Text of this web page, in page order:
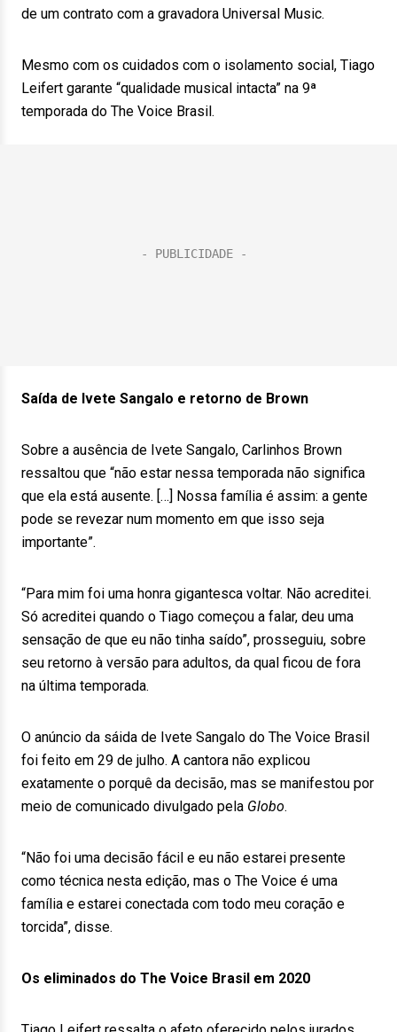
de um contrato com a gravadora Universal Music.
Mesmo com os cuidados com o isolamento social, Tiago
Leifert garante “qualidade musical intacta” na 9ª
temporada do The Voice Brasil.
Saída de Ivete Sangalo e retorno de Brown
Sobre a ausência de Ivete Sangalo, Carlinhos Brown
ressaltou que “não estar nessa temporada não significa
que ela está ausente. […] Nossa família é assim: a gente
pode se revezar num momento em que isso seja
importante”.
“Para mim foi uma honra gigantesca voltar. Não acreditei.
Só acreditei quando o Tiago começou a falar, deu uma
sensação de que eu não tinha saído”, prosseguiu, sobre
seu retorno à versão para adultos, da qual ficou de fora
na última temporada.
O anúncio da sáida de Ivete Sangalo do The Voice Brasil
foi feito em 29 de julho. A cantora não explicou
exatamente o porquê da decisão, mas se manifestou por
meio de comunicado divulgado pela Globo.
“Não foi uma decisão fácil e eu não estarei presente
como técnica nesta edição, mas o The Voice é uma
família e estarei conectada com todo meu coração e
torcida”, disse.
Os eliminados do The Voice Brasil em 2020